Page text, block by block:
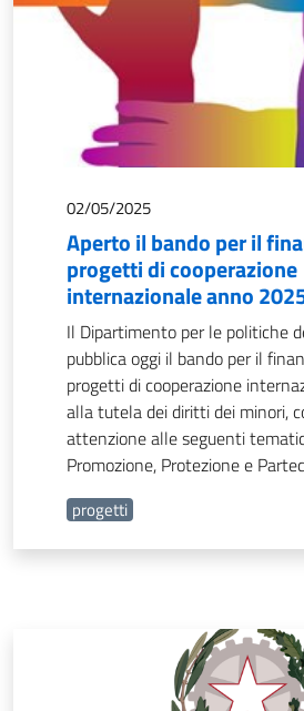
02/05/2025
Aperto il bando per il
progetti di cooperazione
internazionale anno
Il Dipartimento per le politiche
pubblica oggi il bando per il
progetti di cooperazione
alla tutela dei diritti dei minori,
attenzione alle seguenti
Promozione, Protezione e
progetti